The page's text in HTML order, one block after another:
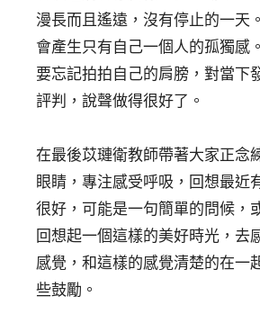
漫長而且遙遠，沒有停止的一天
會產生只有自己一個人的孤獨感
要忘記拍拍自己的肩膀，對當下
評判，說聲做得很好了。
在最後苡璉衛教師帶著大家正念
眼睛，專注感受呼吸，回想最近
很好，可能是一句簡單的問候，
回想起一個這樣的美好時光，去
感覺，和這樣的感覺清楚的在一
些鼓勵。